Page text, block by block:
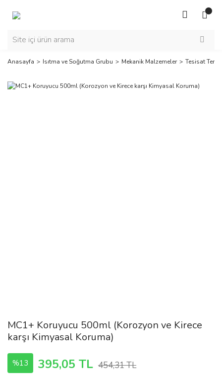
Anasayfa Isıtma ve Soğutma Grubu Mekanik Malzemeler Tesisat
MC1+ Koruyucu 500ml (Korozyon ve Kirece
karşı Kimyasal Koruma)
%13 395,05 TL 454,31 TL